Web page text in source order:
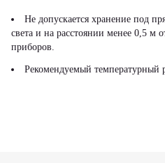
Не допускается хранение под
света и на расстоянии менее 0,5 м
приборов.
Рекомендуемый температурный